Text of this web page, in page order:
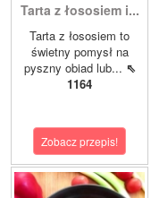
Tarta z łososiem i...
Tarta z łososiem to
świetny pomysł na
pyszny obiad lub... ⇖
1164
Zobacz przepis!